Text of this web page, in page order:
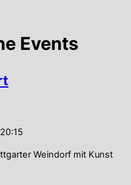
Events
Weindorf mit Kunst